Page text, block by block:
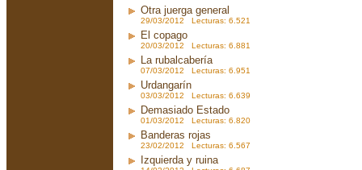
Otra juerga general
29/03/2012 Lecturas: 6.521
El copago
20/03/2012 Lecturas: 6.881
La rubalcabería
07/03/2012 Lecturas: 6.951
Urdangarín
03/03/2012 Lecturas: 6.639
Demasiado Estado
01/03/2012 Lecturas: 6.820
Banderas rojas
23/02/2012 Lecturas: 6.567
Izquierda y ruina